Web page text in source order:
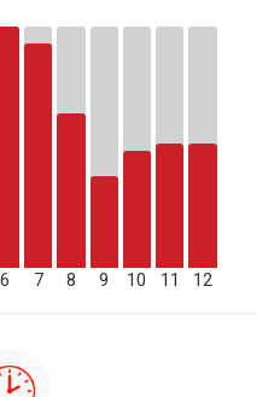
6 7 8 9 10 11 12